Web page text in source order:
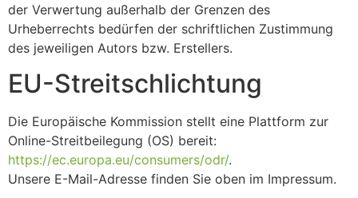
der Verwertung außerhalb der Grenzen des
Urheberrechts bedürfen der schriftlichen Zustimmung
des jeweiligen Autors bzw. Erstellers.
EU-Streitschlichtung
Die Europäische Kommission stellt eine Plattform zur
Online-Streitbeilegung (OS) bereit:
https://ec.europa.eu/consumers/odr/.
Unsere E-Mail-Adresse finden Sie oben im Impressum.